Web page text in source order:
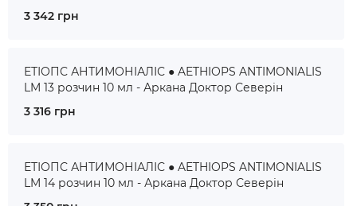
3 342 грн
ЕТІОПС АНТИМОНІАЛІС ● AETHIOPS ANTIMONIALIS
LM 13 розчин 10 мл - Аркана Доктор Северін
3 316 грн
ЕТІОПС АНТИМОНІАЛІС ● AETHIOPS ANTIMONIALIS
LM 14 розчин 10 мл - Аркана Доктор Северін